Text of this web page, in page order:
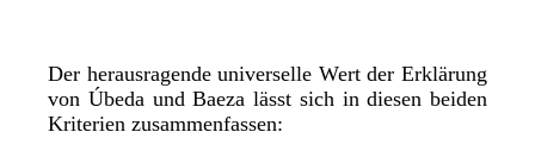
Der herausragende universelle Wert der Erklärung
von Úbeda und Baeza lässt sich in diesen beiden
Kriterien zusammenfassen: